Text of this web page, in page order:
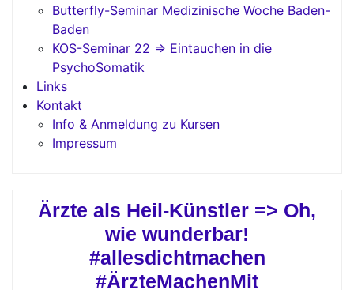
Butterfly-Seminar Medizinische Woche Baden-
Baden
KOS-Seminar 22 => Eintauchen in die
PsychoSomatik
Links
Kontakt
Info & Anmeldung zu Kursen
Impressum
Ärzte als Heil-Künstler => Oh,
wie wunderbar!
#allesdichtmachen
#ÄrzteMachenMit